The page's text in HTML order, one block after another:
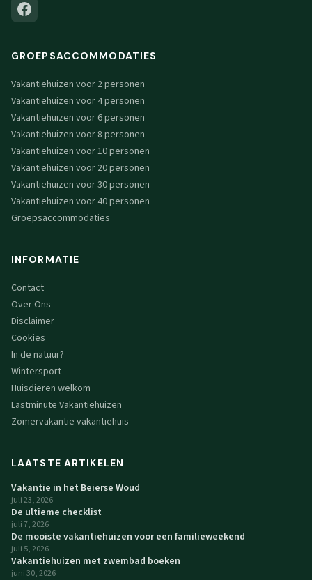
GROEPSACCOMMODATIES
Vakantiehuizen voor 2 personen
Vakantiehuizen voor 4 personen
Vakantiehuizen voor 6 personen
Vakantiehuizen voor 8 personen
Vakantiehuizen voor 10 personen
Vakantiehuizen voor 20 personen
Vakantiehuizen voor 30 personen
Vakantiehuizen voor 40 personen
Groepsaccommodaties
INFORMATIE
Contact
Over Ons
Disclaimer
Cookies
In de natuur?
Wintersport
Huisdieren welkom
Lastminute Vakantiehuizen
Zomervakantie vakantiehuis
LAATSTE ARTIKELEN
Vakantie in het Beierse Woud
juli 23, 2026
De ultieme checklist
juli 7, 2026
De mooiste vakantiehuizen voor een familieweekend
juli 5, 2026
Vakantiehuizen met zwembad boeken
juni 30, 2026